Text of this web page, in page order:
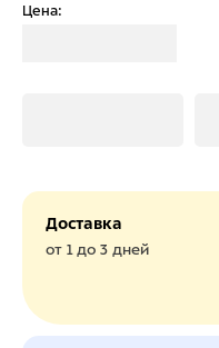
Цена:
Доставка
от 1 до 3 дней